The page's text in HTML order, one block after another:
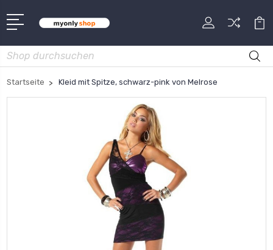
Suche
Startseite Kleid mit Spitze, schwarz-pink von Melrose